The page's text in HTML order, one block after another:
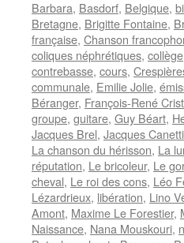
Barbara, Basdorf, Belgique,
Bretagne, Brigitte Fontaine,
française, Chanson
coliques néphrétiques, collège
contrebasse, cours,
communale, Emilie Jolie,
Béranger, François-René
groupe, guitare, Guy Béart,
Jacques Brel, Jacques Canetti
La chanson du hérisson, La
réputation, Le bricoleur, Le
cheval, Le roi des cons, Léo
Lézardrieux, libération, Lino
Amont, Maxime Le Forestier,
Naissance, Nana Mouskouri,